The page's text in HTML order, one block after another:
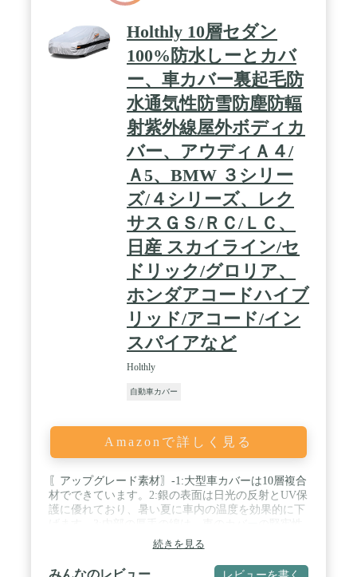
がはみ出してしまう場合などに最適なフロントカバ
ーです。 / ポリエステルオックスフォード生地をシ
ルバーコートしていますので1年中使用できます。
汎用タイプなのでぴったりフィットしない場合があ
ります。そのような場合は、ドアミラーに掛ける長
さでフィット調整してください。 / 厳選した素材を
丁寧に縫製しました。撥水生地ですが防水ではあり
ませんので雨の強いときなどは裏に染みることがあ
ります。この場合は十分に乾かしてからご使用くだ
さい。この商品は車の前部分を雨・埃からの保護、
ヘッドライトカバーの劣化防止を目的として生産さ
れています。汚れのない車はドライブがよりいっそ
う楽しくなります。
Holthly 10層セダン
100%防水しーとカバ
ー、車カバー裏起毛防
水通気性防雪防塵防輻
射紫外線屋外ボディカ
バー、アウディＡ４/
Ａ5、BMW ３シリー
ズ/４シリーズ、レク
サスＧＳ/ＲＣ/ＬＣ、
日産 スカイライン/セ
ドリック/グロリア、
ホンダアコードハイブ
リッド/アコード/イン
スパイアなど
Holthly
自動車カバー
Amazonで詳しく見る
〖アップグレード素材〗-1:大型車カバーは10層複合
材でできています。2:銀の表面は日光の反射とUV保
護に優れており、暑い夏に車内の温度を効果的に下
を高め、引き裂き止めと傷のつきにくい能力を向上
させます。 / 〖オールシーズン保護〗-春、夏、秋、
冬の4シーズン:ほこり、雪、産業汚染、鳥の糞、
続きを見る
レビューを書く